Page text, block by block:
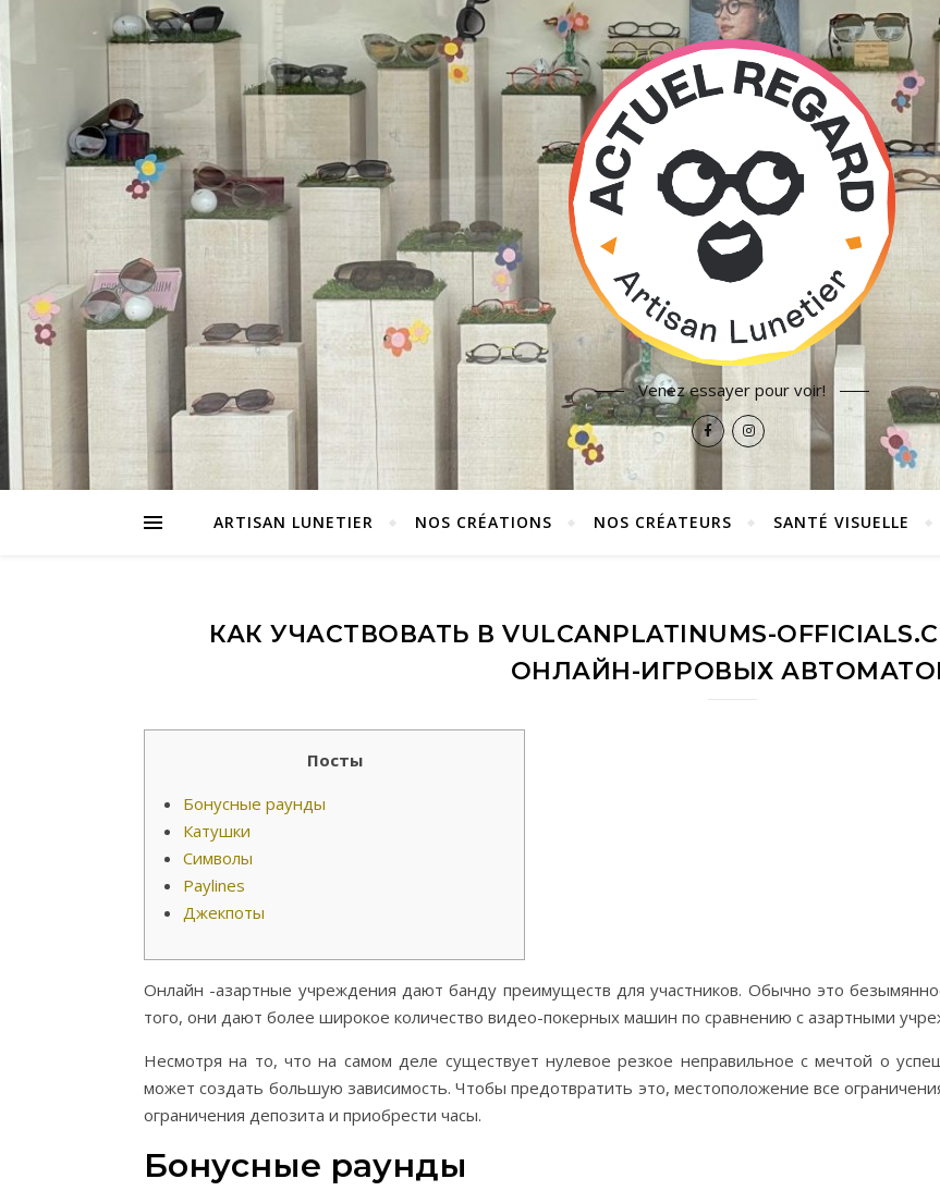
Venez essayer pour voir!
ARTISAN LUNETIER NOS CRÉATIONS NOS CRÉATEURS SANTÉ VISUELLE
КАК УЧАСТВОВАТЬ В VULCANPLATINUMS-
ОНЛАЙН-ИГРОВЫХ
Посты
Бонусные раунды
Катушки
Символы
Paylines
Джекпоты
Онлайн -азартные учреждения дают банду преимуществ для участников. Обычно это
того, они дают более широкое количество видео-покерных машин по сравнению с азартными
Несмотря на то, что на самом деле существует нулевое резкое неправильное с мечтой о
может создать большую зависимость. Чтобы предотвратить это, местоположение все
ограничения депозита и приобрести часы.
Бонусные раунды